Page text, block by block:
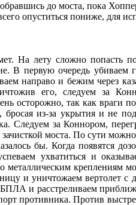
до моста, пока
опуститься пониже, для
На лету сложно попасть
В первую очередь убиваем
направо и бежим через
его, следуем за
осторожно, так как враги
из-за укрытия и не
Следуем за Коннором,
моста. По сути
бы. Когда появятся
ухватиться и
металлическим креплениям
и уничтожаем вертолет с
и расстреливаем
противника. Против